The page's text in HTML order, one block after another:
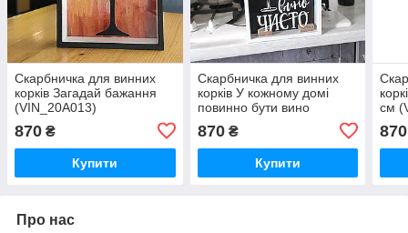
Скарбничка для винних
корків Загадай бажання
(VIN_20A013)
870 ₴
Купити
Скарбничка для винних
корків У кожному домі
повинно бути вино
870₴
Купити
см
870
Про нас